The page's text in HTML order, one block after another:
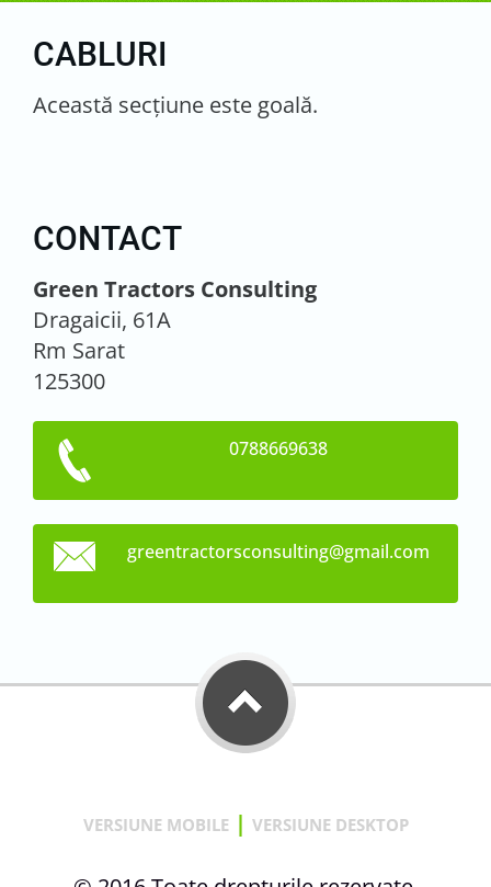
CABLURI
Această secţiune este goală.
CONTACT
Green Tractors Consulting
Dragaicii, 61A
Rm Sarat
125300
0788669638
greentractorsconsulting@gmail.com
VERSIUNE MOBILE | VERSIUNE DESKTOP